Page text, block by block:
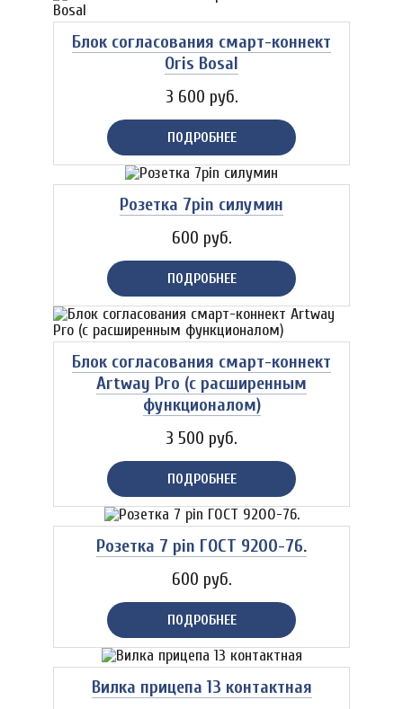
Блок согласования смарт-коннект
Oris Bosal
3 600 руб.
ПОДРОБНЕЕ
Розетка 7pin cилумин
600 руб.
ПОДРОБНЕЕ
Блок согласования смарт-коннект
Artway Pro (с расширенным
функционалом)
3 500 руб.
ПОДРОБНЕЕ
Розетка 7 pin ГОСТ 9200-76.
600 руб.
ПОДРОБНЕЕ
Вилка прицепа 13 контактная